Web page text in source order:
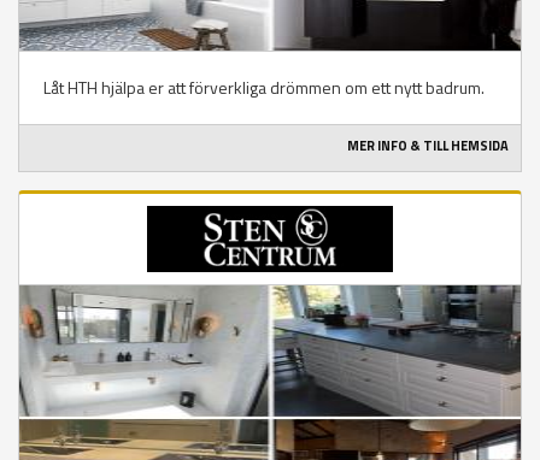
Låt HTH hjälpa er att förverkliga drömmen om ett nytt badrum.
MER INFO & TILL HEMSIDA